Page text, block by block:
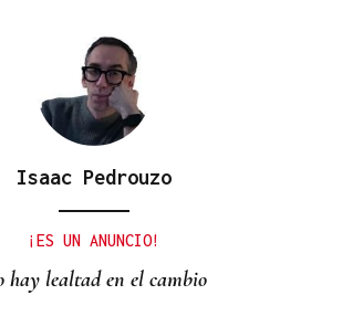
Isaac Pedrouzo
¡ES UN ANUNCIO!
hay lealtad en el cambio